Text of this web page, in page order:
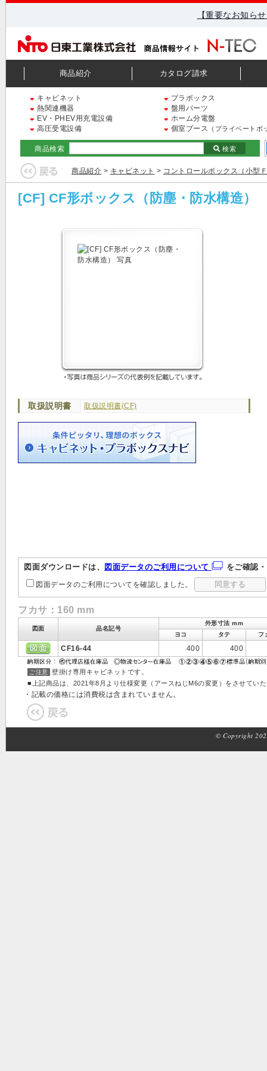
【重要なお知ら
商品紹介 カタログ請求
キャビネット
プラボックス
熱関連機器
盤用パーツ
EV・PHEV用充電設備
ホーム分電盤
高圧受電設備
個室ブース （プライベートボ
商品検索 検索
商品紹介 > キャビネット > コントロールボックス（小型
[CF] CF形ボックス（防塵・防水構造）
取扱説明書 取扱説明書(CF)
図面ダウンロードは、 図面データのご利用について をご確認
図面データのご利用についてを確認しました。
フカサ：160 mm
図面 品名記号
外形寸法 mm
ヨコ
タテ フ
CF16-44 400 400
ご注意
壁掛け専用キャビネットです。
■上記商品は、2021年8月より仕様変更（アースねじM6の変更）をさせてい
・記載の価格には消費税は含まれていません。
© Copyright